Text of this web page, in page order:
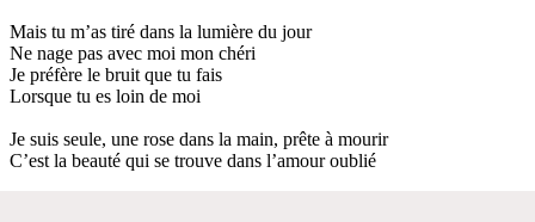
Mais tu m’as tiré dans la lumière du jour
Ne nage pas avec moi mon chéri
Je préfère le bruit que tu fais
Lorsque tu es loin de moi
Je suis seule, une rose dans la main, prête à mourir
C’est la beauté qui se trouve dans l’amour oublié